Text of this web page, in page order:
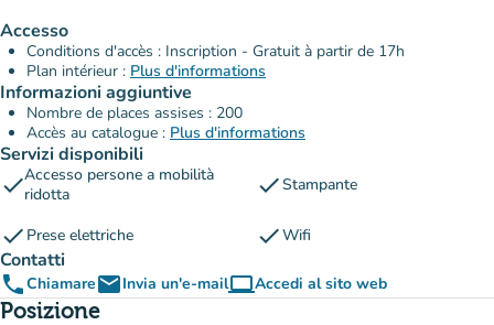
Accesso
Conditions d'accès : Inscription - Gratuit à partir de 17h
Plan intérieur : Plus d'informations
Informazioni aggiuntive
Nombre de places assises : 200
Accès au catalogue : Plus d'informations
Servizi disponibili
checkAccesso persone a mobilità
ridotta
checkStampante
check Prese elettriche checkWifi
Contatti
phoneChiamareemailInvia un'e-mailcomputerAccedi al sito web
(nuova scheda)
Posizione